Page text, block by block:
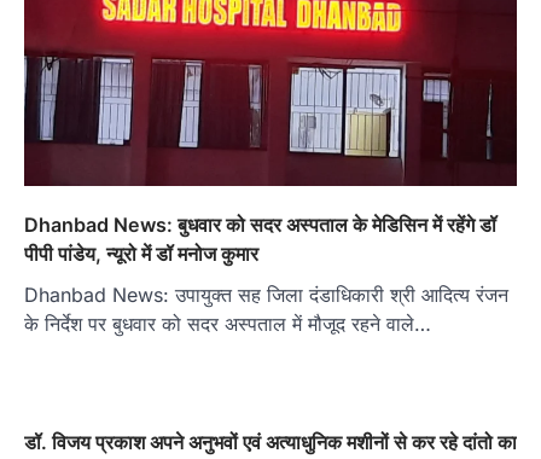
Dhanbad News: बुधवार को सदर अस्पताल के मेडिसिन में रहेंगे डॉ
पीपी पांडेय, न्यूरो में डॉ मनोज कुमार
Dhanbad News: उपायुक्त सह जिला दंडाधिकारी श्री आदित्य रंजन
के निर्देश पर बुधवार को सदर अस्पताल में मौजूद रहने वाले…
डॉ. विजय प्रकाश अपने अनुभवों एवं अत्याधुनिक मशीनों से कर रहे दांतो का